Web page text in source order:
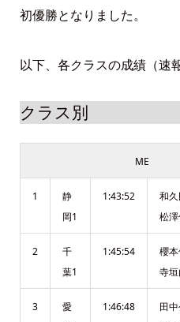
初優勝となりました。
以下、各クラスの成績（速
クラス別
ME
1
静
岡1
1:43:52
和
松
2
千
葉1
1:45:54
櫻
寺
3
愛
1:46:48
田